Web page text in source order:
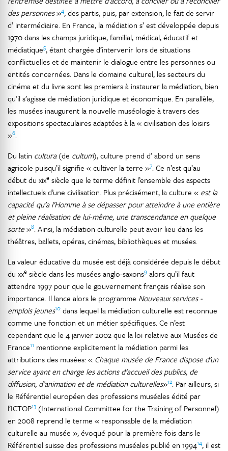
des personnes»4, des partis, puis, par extension, le fait de servir
d’ intermédiaire. En France, la médiation s’ est développée depuis
1970 dans les champs juridique, familial, médical, éducatif et
médiatique5, étant chargée d’intervenir lors de situations
conflictuelles et de maintenir le dialogue entre les personnes ou
entités concernées. Dans le domaine culturel, les secteurs du
cinéma et du livre sont les premiers à instaurer la médiation, bien
qu’il s’agisse de médiation juridique et économique. En parallèle,
les musées inaugurent la nouvelle muséologie à travers des
expositions spectaculaires adaptées à la « civilisation des loisirs
»6.
Du latin cultura(de cultum), culture prend d’ abord un sens
agricole puisqu’il signifie « cultiver la terre »7. Ce n’est qu’au
début du xixe siècle que le terme définit l’ensemble des aspects
intellectuels d’une civilisation. Plus précisément, la culture « est la
capacité qu’a l’Homme à se dépasser pour atteindre à une entière
et pleine réalisation de lui-même, une transcendance en quelque
sorte»8. Ainsi, la médiation culturelle peut avoir lieu dans les
théâtres, ballets, opéras, cinémas, bibliothèques et musées.
La valeur éducative du musée est déjà considérée depuis le début
du xxe siècle dans les musées anglo-saxons9 alors qu’il faut
attendre 1997 pour que le gouvernement français réalise son
importance. Il lance alors le programme Nouveaux services -
emplois jeunes10 dans lequel la médiation culturelle est reconnue
comme une fonction et un métier spécifiques. Ce n’est
cependant que le 4 janvier 2002 que la loi relative aux Musées de
France11 mentionne explicitement la médiation parmi les
attributions des musées: « Chaque musée de France dispose d’un
service ayant en charge les actions d’accueil des publics, de
diffusion, d’animation et de médiation culturelles»12. Par ailleurs, si
le Référentiel européen des professions muséales édité par
l’ICTOP13 (International Committee for the Training of Personnel)
en 2008 reprend le terme « responsable de la médiation
culturelle au musée », évoqué pour la première fois dans le
Référentiel suisse des professions muséales publié en 199414, il est